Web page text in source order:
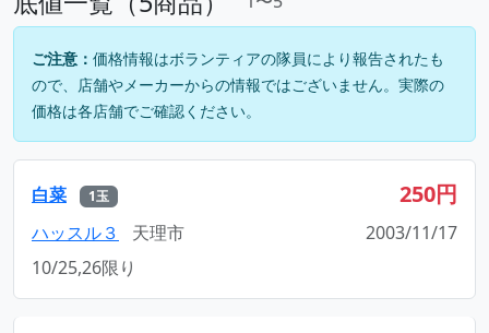
ご注意： 価格情報はボランティアの隊員により報告されたも
ので、店舗やメーカーからの情報ではございません。実際の
価格は各店舗でご確認ください。
白菜 1玉 250円
ハッスル３ 天理市
2003/11/17
10/25,26限り